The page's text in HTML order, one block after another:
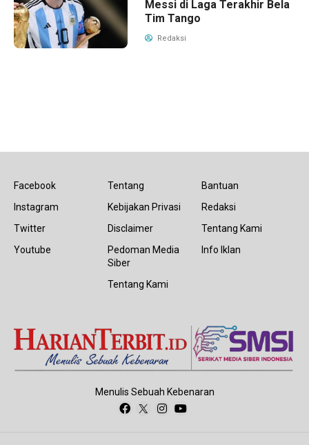
Messi di Laga Terakhir Bela
Tim Tango
Redaksi
Facebook
Instagram
Twitter
Youtube
Tentang
Kebijakan Privasi
Disclaimer
Pedoman Media
Siber
Tentang Kami
Bantuan
Redaksi
Tentang Kami
Info Iklan
Menulis Sebuah Kebenaran